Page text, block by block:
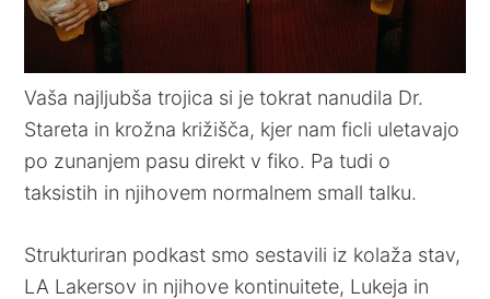
Vaša najljubša trojica si je tokrat nanudila Dr.
Stareta in krožna križišča, kjer nam ficli uletavajo
po zunanjem pasu direkt v fiko. Pa tudi o
taksistih in njihovem normalnem small talku.
Strukturiran podkast smo sestavili iz kolaža stav,
LA Lakersov in njihove kontinuitete, Lukeja in